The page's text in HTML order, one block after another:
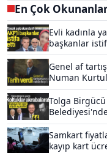
En Çok
Evli kadınla
başkanlar
Genel af
Numan
Tolga
Samkart
kayıp kart